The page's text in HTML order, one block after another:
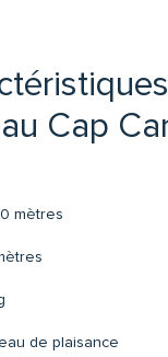
Cap
mètres
de plaisance